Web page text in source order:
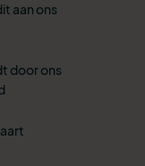
aan ons
door ons